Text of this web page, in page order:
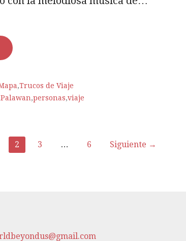
,Trucos de Viaje
Palawan,personas,viaje
2 3 … 6 Siguiente →